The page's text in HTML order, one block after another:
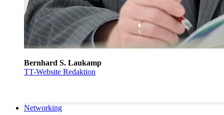
Bernhard S. Laukamp
TT-Website Redaktion
Networking